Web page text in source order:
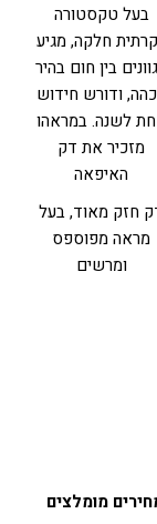
בעל טקסטורה
חלקה, מגיע
בין חום בהיר
ודורש חידוש
לשנה. במראהו
מזכיר את דק
האיפאה
חזק מאוד, בעל
מראה מפוספס
ומרשים
מומלצים